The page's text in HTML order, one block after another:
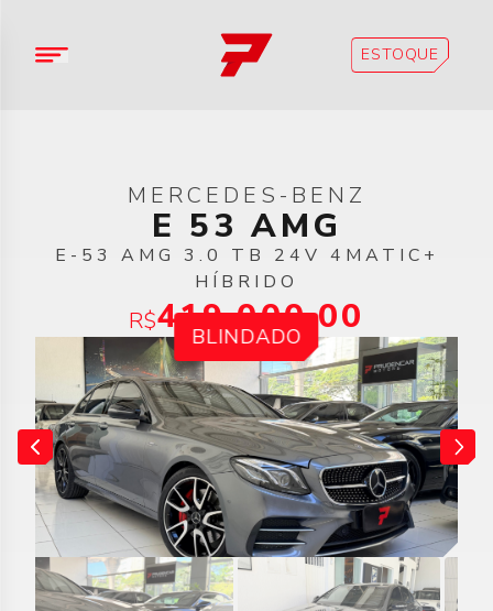
ESTOQUE
MERCEDES-BENZ
E 53 AMG
E-53 AMG 3.0 TB 24V 4MATIC+
HÍBRIDO
R$419.000,00
BLINDADO
Previous slide